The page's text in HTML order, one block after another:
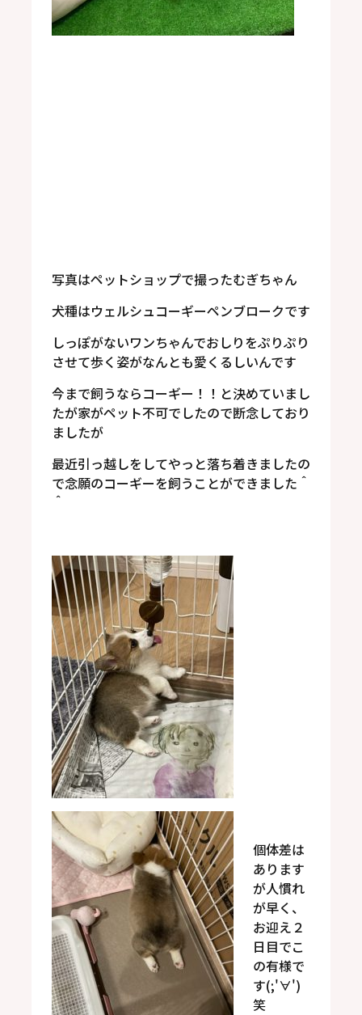
写真はペットショップで撮ったむぎちゃん
犬種はウェルシュコーギーペンブロークです
しっぽがないワンちゃんでおしりをぷりぷり
させて歩く姿がなんとも愛くるしいんです
今まで飼うならコーギー！！と決めていまし
たが家がペット不可でしたので断念しており
ましたが
最近引っ越しをしてやっと落ち着きましたの
で念願のコーギーを飼うことができました＾
＾
個体差は
あります
が人慣れ
が早く、
お迎え２
日目でこ
の有様で
す(;'∀')
笑